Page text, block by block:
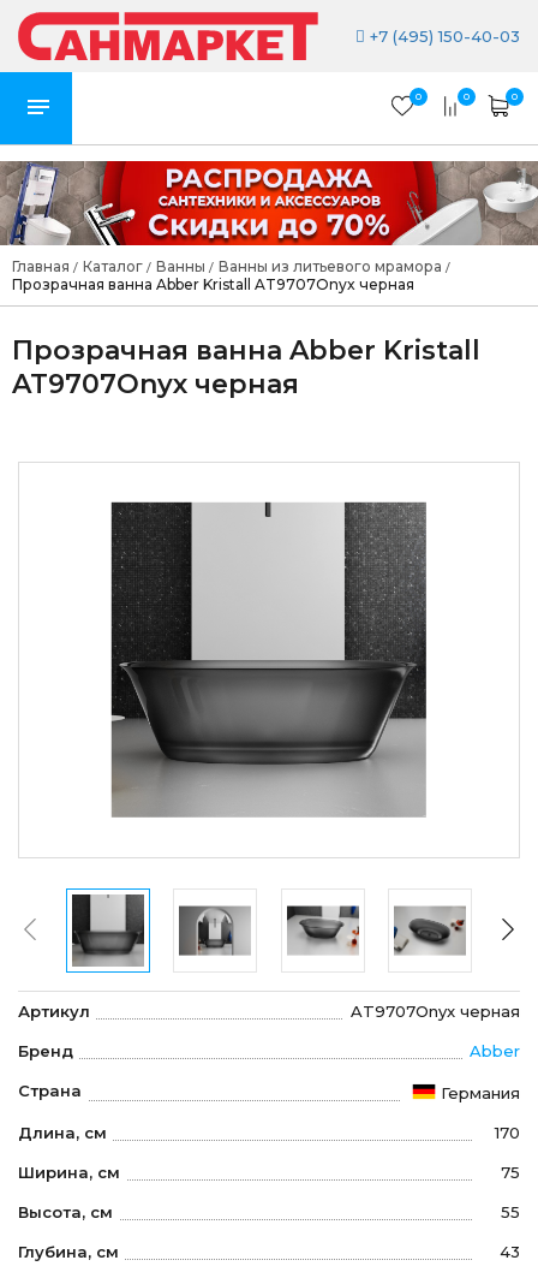
+7 (495) 150-40-03
0 0 0
Главная / Каталог / Ванны / Ванны из литьевого мрамора /
Прозрачная ванна Abber Kristall AT9707Onyx черная
Прозрачная ванна Abber Kristall
AT9707Onyx черная
Артикул AT9707Onyx черная
Бренд Abber
Страна Германия
Длина, см 170
Ширина, см 75
Высота, см 55
Глубина, см 43